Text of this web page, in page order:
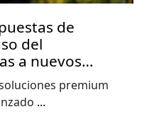
de
del
a nuevos
de la Copa
premium
...